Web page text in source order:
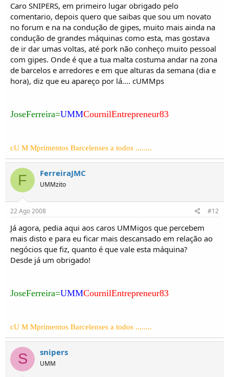
Caro SNIPERS, em primeiro lugar obrigado pelo
comentario, depois quero que saibas que sou um novato
no forum e na na condução de gipes, muito mais ainda na
condução de grandes máquinas como esta, mas gostava
de ir dar umas voltas, até pork não conheço muito pessoal
com gipes. Onde é que a tua malta costuma andar na zona
de barcelos e arredores e em que alturas da semana (dia e
hora), diz que eu apareço por lá.... cUMMps
JoseFerreira=UMMCournilEntrepreneur83
cU M Mprimentos Barcelenses a todos ........
F FerreiraJMC
UMMzito
22 Ago 2008 #12
Já agora, pedia aqui aos caros UMMigos que percebem
mais disto e para eu ficar mais descansado em relação ao
negócios que fiz, quanto é que vale esta máquina?
Desde já um obrigado!
JoseFerreira=UMMCournilEntrepreneur83
cU M Mprimentos Barcelenses a todos ........
S snipers
UMM